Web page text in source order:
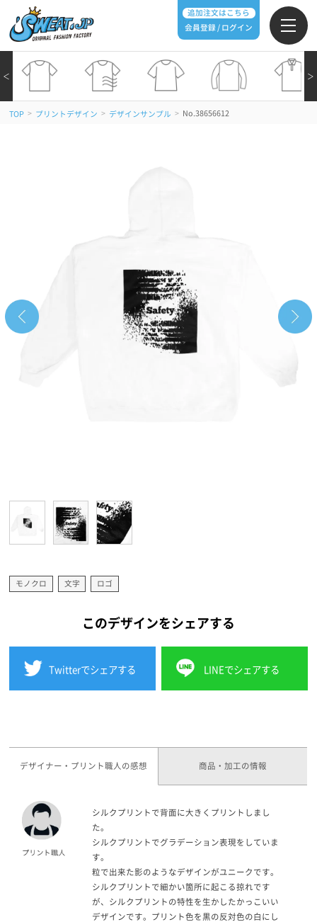
追加注文はこちら
会員登録 / ログイン
＞
＜
TOP > プリントデザイン > デザインサンプル > No.38656612
モノクロ 文字 ロゴ
このデザインをシェアする
Twitterでシェアする LINEでシェアする
デザイナー・プリント職人の感想 商品・加工の情報
シルクプリントで背面に大きくプリントしまし
た。
シルクプリントでグラデーション表現をしていま
す。
粒で出来た影のようなデザインがユニークです。
シルクプリントで細かい箇所に起こる掠れです
が、シルクプリントの特性を生かしたかっこいい
デザインです。プリント色を黒の反対色の白にし